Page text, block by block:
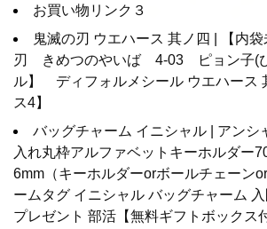
お買い物リンク３
鬼滅の刃 ウエハース 其ノ四 | 【内
刃 きめつのやいば 4-03 ピョン子(
ル】 ディフォルメシール ウエハース
ス4】
バッグチャーム イニシャル | アンシ
入れ丸枠アルファベットキーホルダー
6mm（キーホルダーorボールチェーン
ームタグ イニシャル バッグチャーム
プレゼント 部活【無料ギフトボックス